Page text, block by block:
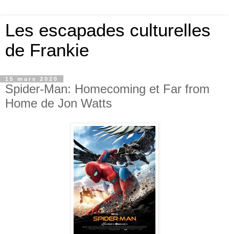
Les escapades culturelles
de Frankie
15 mars 2020
Spider-Man: Homecoming et Far from
Home de Jon Watts